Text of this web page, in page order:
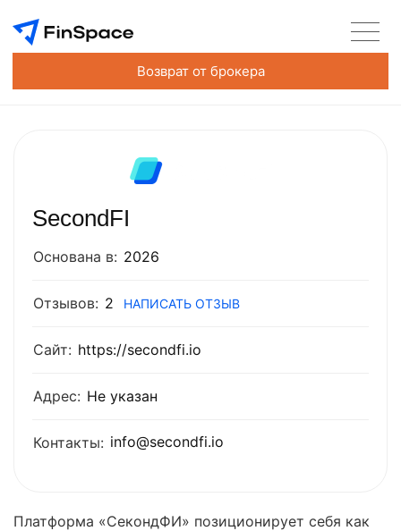
Возврат от брокера
SecondFI
Основана в: 2026
Отзывов: 2 НАПИСАТЬ ОТЗЫВ
Сайт: https://secondfi.io
Адрес: Не указан
Контакты: info@secondfi.io
Платформа «СекондФИ» позиционирует себя как